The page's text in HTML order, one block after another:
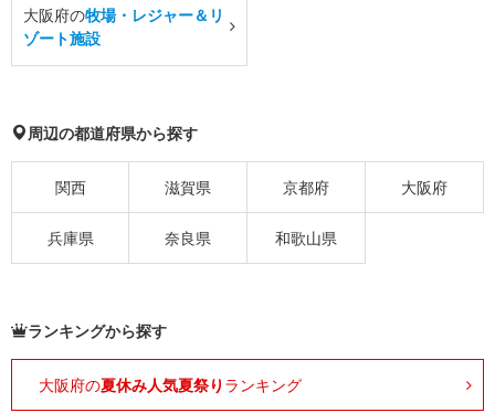
大阪府の牧場・レジャー＆リ
ゾート施設
周辺の都道府県から探す
関西 滋賀県 京都府 大阪府
兵庫県 奈良県 和歌山県
ランキングから探す
大阪府の夏休み人気夏祭り ランキング